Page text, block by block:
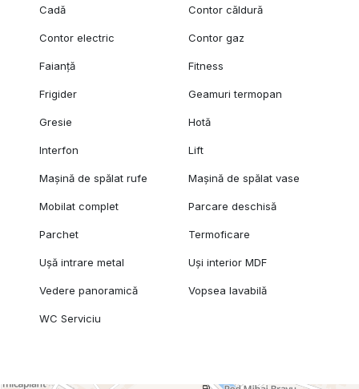
Cadă Contor căldură
Contor electric Contor gaz
Faianță Fitness
Frigider Geamuri termopan
Gresie Hotă
Interfon Lift
Mașină de spălat rufe Mașină de spălat vase
Mobilat complet Parcare deschisă
Parchet Termoficare
Ușă intrare metal Uși interior MDF
Vedere panoramică Vopsea lavabilă
WC Serviciu